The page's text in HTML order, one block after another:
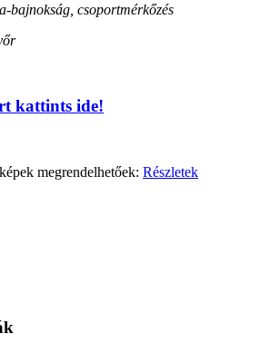
bajnokság, csoportmérkőzés
kattints ide!
megrendelhetőek: Részletek